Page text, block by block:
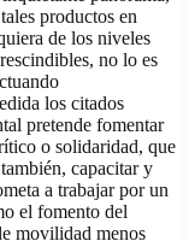
productos en
de los niveles
no lo es
los citados
pretende fomentar
o solidaridad, que
capacitar y
a trabajar por un
el fomento del
movilidad menos